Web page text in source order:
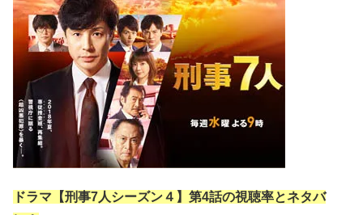
ドラマ【刑事7人シーズン４】第4話の視聴率とネタバ